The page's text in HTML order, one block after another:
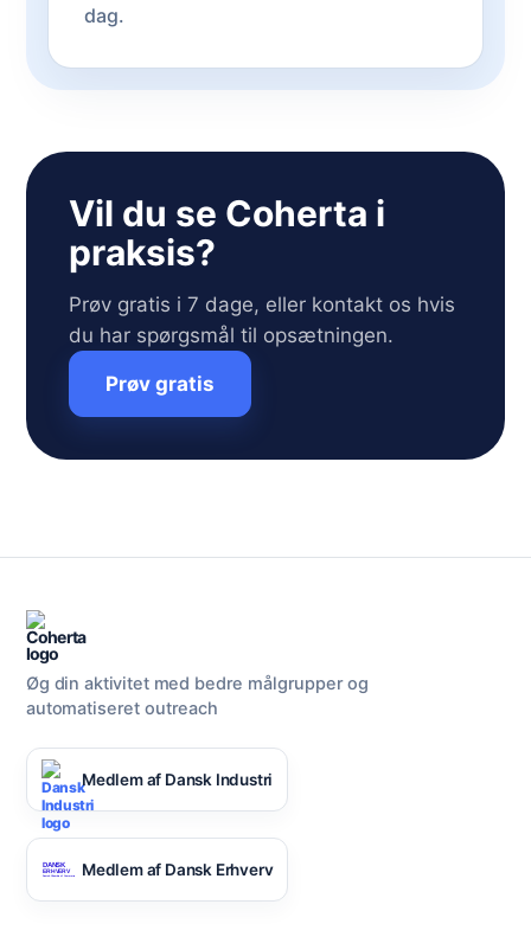
dag.
Vil du se Coherta i
praksis?
Prøv gratis i 7 dage, eller kontakt os hvis
du har spørgsmål til opsætningen.
Prøv gratis
Øg din aktivitet med bedre målgrupper og
automatiseret outreach
Medlem af Dansk Industri
Medlem af Dansk Erhverv